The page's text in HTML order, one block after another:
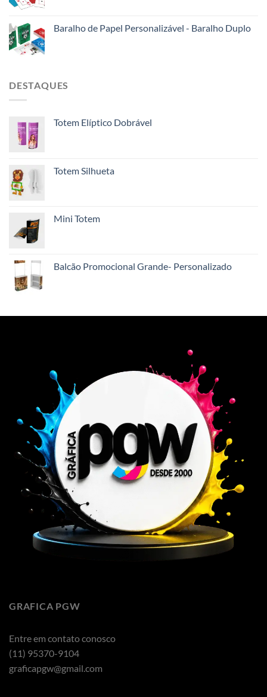
Baralho de Papel Personalizável - Baralho Duplo
DESTAQUES
Totem Elíptico Dobrável
Totem Silhueta
Mini Totem
Balcão Promocional Grande- Personalizado
GRAFICA PGW
Entre em contato conosco
(11) 95370-9104
graficapgw@gmail.com